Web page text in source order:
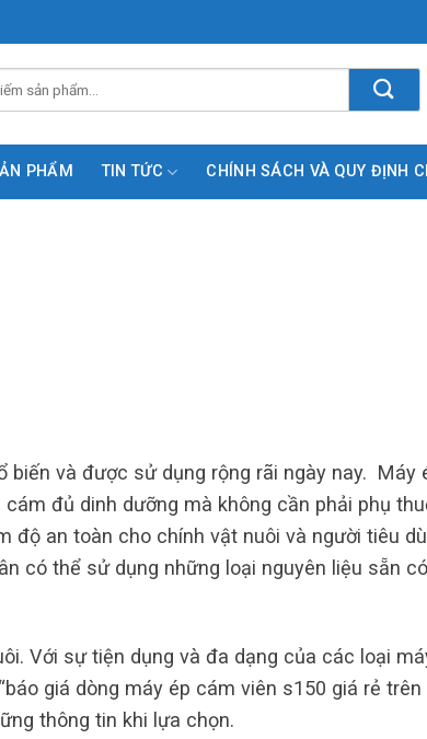
PHẨM TIN TỨC CHÍNH SÁCH VÀ QUY ĐỊNH
và được sử dụng rộng rãi ngày nay. Máy
đủ dinh dưỡng mà không cần phải phụ
độ an toàn cho chính vật nuôi và người tiêu
có thể sử dụng những loại nguyên liệu sẵn
Với sự tiện dụng và đa dạng của các loại
giá dòng máy ép cám viên s150 giá rẻ trên
thông tin khi lựa chọn.